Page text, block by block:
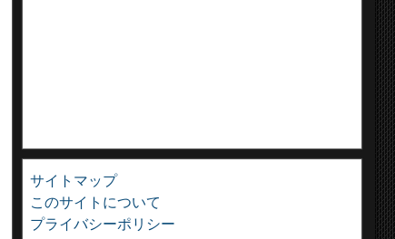
サイトマップ
このサイトについて
プライバシーポリシー